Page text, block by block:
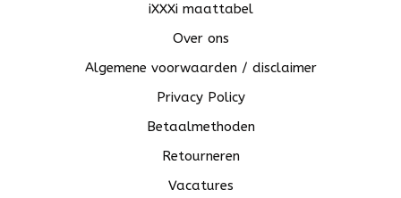
iXXXi maattabel
Over ons
Algemene voorwaarden / disclaimer
Privacy Policy
Betaalmethoden
Retourneren
Vacatures